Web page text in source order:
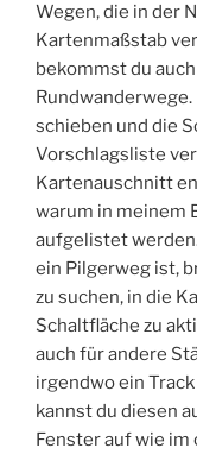
Wegen, die in der
Kartenmaßstab
bekommst du
schieben und die
Vorschlagsliste
Kartenauschnitt
warum in meinem
aufgelistet
ein Pilgerweg ist,
zu suchen, in die
Schaltfläche zu
auch für andere
irgendwo ein
kannst du diesen
Fenster auf wie im